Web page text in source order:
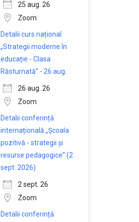
25 aug. 26
Zoom
Detalii curs național
„Strategii moderne în
educație - Clasa
Răsturnată” - 26 aug.
26 aug. 26
Zoom
Detalii conferință
internațională „Școala
pozitivă - strategii și
resurse pedagogice” (2
sept. 2026)
2 sept. 26
Zoom
Detalii conferință